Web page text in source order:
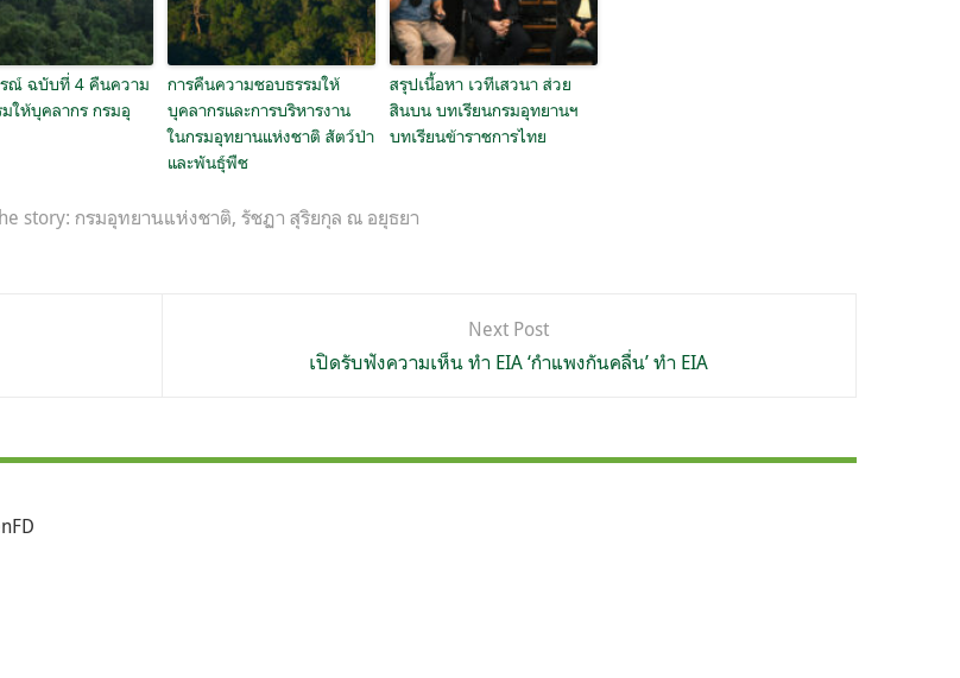
รณ์ ฉบับที่ 4 คืนความ
ให้บุคลากร กรมอุ
การคืนความชอบธรรมให้
บุคลากรและการบริหาร​งาน
ในกรมอุทยานแห่งชาติ สัตว์ป่า
และพันธุ์พืช
สรุปเนื้อหา เวทีเสวนา ส่วย
สินบน บทเรียนกรมอุทยานฯ
บทเรียนข้าราชการไทย
story: กรมอุทยานแห่งชาติ, รัชฏา สุริยกุล ณ อยุธยา
Next Post
เปิดรับฟังความเห็น ทำ EIA ‘กำแพงกันคลื่น’ ทำ EIA